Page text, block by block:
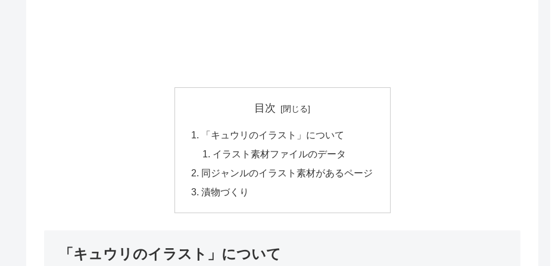
目次
「キュウリのイラスト」について
イラスト素材ファイルのデータ
同ジャンルのイラスト素材があるページ
漬物づくり
「キュウリのイラスト」について